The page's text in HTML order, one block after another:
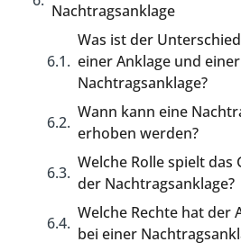
Nachtragsanklage
Was ist der
einer Anklage und einer
Nachtragsanklage?
Wann kann eine
erhoben werden?
Welche Rolle spielt das
der Nachtragsanklage?
Welche Rechte hat der
bei einer